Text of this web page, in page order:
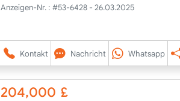
Anzeigen-Nr. : #53-6428 - 26.03.2025
Kontakt Nachricht Whatsapp
204,000 £